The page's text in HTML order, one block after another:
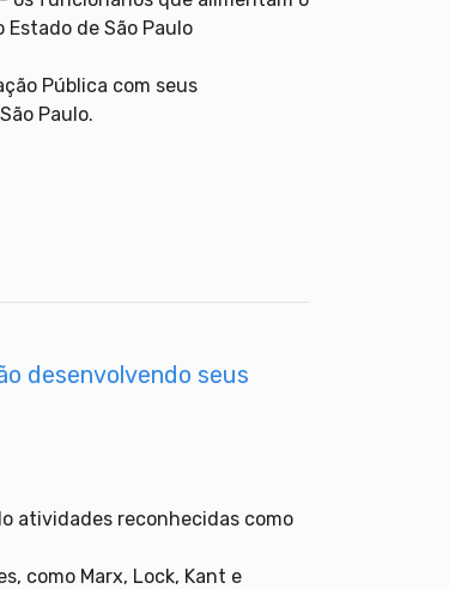
de São Paulo
Pública com seus
Paulo.
desenvolvendo seus
atividades reconhecidas como
como Marx, Lock, Kant e